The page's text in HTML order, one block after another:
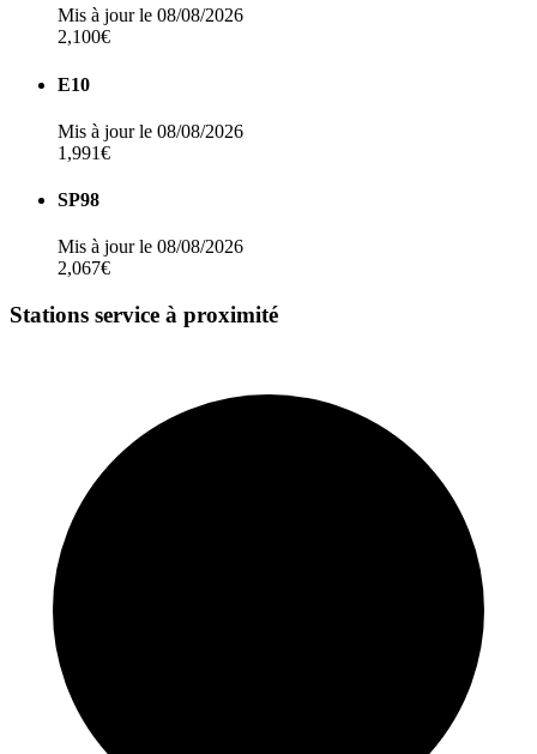
Mis à jour le 08/08/2026
2,100€
E10
Mis à jour le 08/08/2026
1,991€
SP98
Mis à jour le 08/08/2026
2,067€
Stations service à proximité